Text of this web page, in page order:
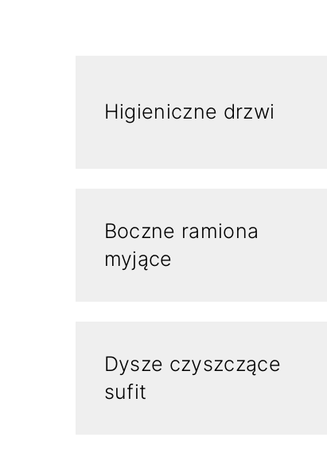
Higieniczne drzwi
Boczne ramiona
myjące
Dysze czyszczące
sufit